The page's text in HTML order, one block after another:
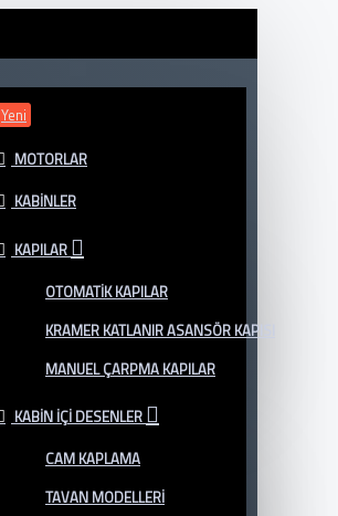
Yeni
MOTORLAR
KABINLER
KAPILAR
OTOMATIK KAPILAR
KRAMER KATLANIR ASANSÖR KAPISI
MANUEL ÇARPMA KAPILAR
KABIN İÇI DESENLER
CAM KAPLAMA
TAVAN MODELLERI